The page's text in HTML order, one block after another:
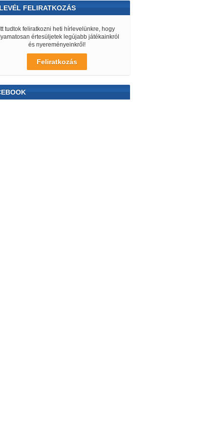
FELIRATKOZÁS
Itt tudtok feliratkozni heti hírlevelünkre, hogy
értesüljetek legújabb játékainkról
és nyereményeinkről!
Feliratkozás